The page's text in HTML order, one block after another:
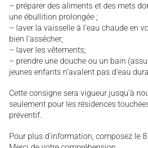
– préparer des aliments et des mets
une ébullition prolongée ;
– laver la vaisselle à l’eau chaude en
bien l’assécher;
– laver les vêtements;
– prendre une douche ou un bain
jeunes enfants n’avalent pas d’eau
Cette consigne sera vigueur jusqu’à
seulement pour les résidences
préventif.
Pour plus d’information, composez le